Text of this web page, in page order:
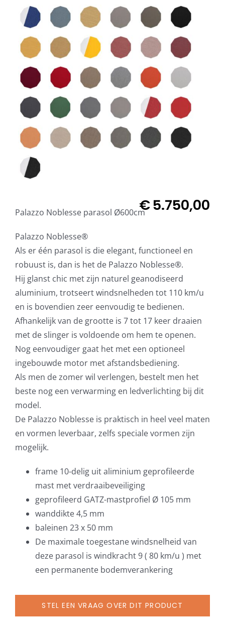
€5.750,00
Palazzo Noblesse parasol Ø600cm
Palazzo Noblesse®
Als er één parasol is die elegant, functioneel en
robuust is, dan is het de Palazzo Noblesse®.
Hij glanst chic met zijn naturel geanodiseerd
aluminium, trotseert windsnelheden tot 110 km/u
en is bovendien zeer eenvoudig te bedienen.
Afhankelijk van de grootte is 7 tot 17 keer draaien
met de slinger is voldoende om hem te openen.
Nog eenvoudiger gaat het met een optioneel
ingebouwde motor met afstandsbediening.
Als men de zomer wil verlengen, bestelt men het
beste nog een verwarming en ledverlichting bij dit
model.
De Palazzo Noblesse is praktisch in heel veel maten
en vormen leverbaar, zelfs speciale vormen zijn
mogelijk.
frame 10-delig uit aliminium geprofileerde
mast met verdraaibeveiliging
geprofileerd GATZ-mastprofiel Ø 105 mm
wanddikte 4,5 mm
baleinen 23 x 50 mm
De maximale toegestane windsnelheid van
deze parasol is windkracht 9 ( 80 km/u ) met
een permanente bodemverankering
STEL EEN VRAAG OVER DIT PRODUCT